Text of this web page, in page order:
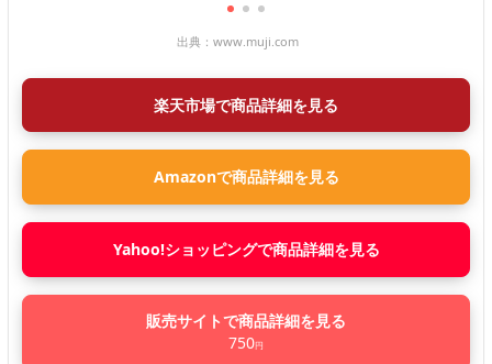
出典： www.muji.com
楽天市場で商品詳細を見る
Amazonで商品詳細を見る
Yahoo!ショッピングで商品詳細を見る
販売サイトで商品詳細を見る
750円